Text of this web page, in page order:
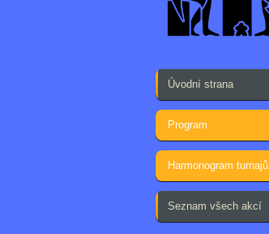
Úvodní strana
Program
Harmonogram turnajů
Seznam všech akcí